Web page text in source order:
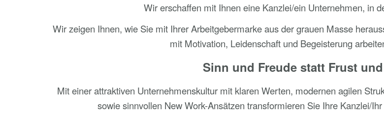
Wir erschaffen mit Ihnen eine Kanzlei/ein Unternehmen, in
Wir zeigen Ihnen, wie Sie mit Ihrer Arbeitgebermarke aus der grauen Masse
mit Motivation, Leidenschaft und Begeisterung
Sinn und Freude statt Frust
Mit einer attraktiven Unternehmenskultur mit klaren Werten, modernen agilen
sowie sinnvollen New Work-Ansätzen transformieren Sie Ihre Kanzlei/